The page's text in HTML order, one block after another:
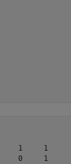
1     1
0     1